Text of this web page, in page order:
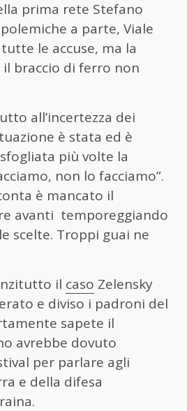
prima rete Stefano
a parte, Viale
le accuse, ma la
braccio di ferro non
all’incertezza dei
è stata ed è
più volte la
non lo facciamo”.
è mancato il
avanti temporeggiando
scelte. Troppi guai ne
il caso Zelensky
e diviso i padroni del
sapete il
avrebbe dovuto
per parlare agli
e della difesa